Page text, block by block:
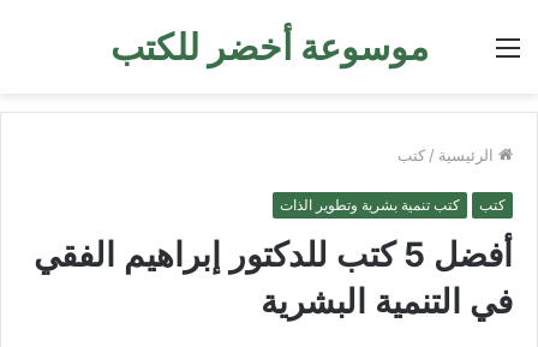
موسوعة أخضر للكتب القائمة
الرئيسية / كتب
كتب كتب تنمية بشرية وتطوير الذات
أفضل 5 كتب للدكتور إبراهيم الفقي
في التنمية البشرية